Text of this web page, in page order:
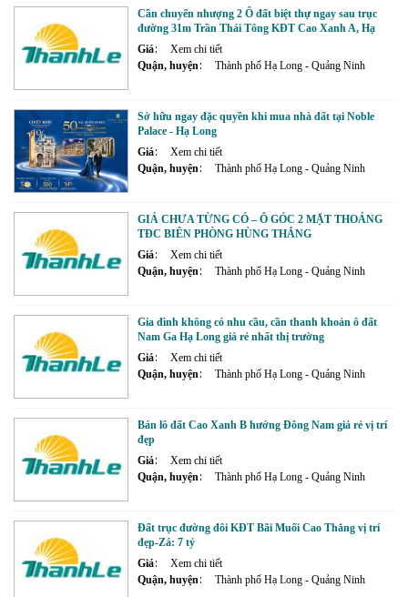
Cần chuyển nhượng 2 Ô đất biệt thự ngay sau trục
đường 31m Trần Thái Tông KĐT Cao Xanh A, Hạ
Long
Giá
Xem chi tiết
Quận, huyện
Thành phố Hạ Long - Quảng Ninh
Sở hữu ngay đặc quyền khi mua nhà đất tại Noble
Palace - Hạ Long
Giá
Xem chi tiết
Quận, huyện
Thành phố Hạ Long - Quảng Ninh
GIÁ CHƯA TỪNG CÓ – Ô GÓC 2 MẶT THOÁNG
TĐC BIÊN PHÒNG HÙNG THẮNG
Giá
Xem chi tiết
Quận, huyện
Thành phố Hạ Long - Quảng Ninh
Gia đình không có nhu cầu, cần thanh khoản ô đất
Nam Ga Hạ Long giá rẻ nhất thị trường
Giá
Xem chi tiết
Quận, huyện
Thành phố Hạ Long - Quảng Ninh
Bán lô đất Cao Xanh B hướng Đông Nam giá rẻ vị trí
đẹp
Giá
Xem chi tiết
Quận, huyện
Thành phố Hạ Long - Quảng Ninh
Đất trục đường đôi KĐT Bãi Muối Cao Thắng vị trí
đẹp-Zá: 7 tỷ
Giá
Xem chi tiết
Quận, huyện
Thành phố Hạ Long - Quảng Ninh